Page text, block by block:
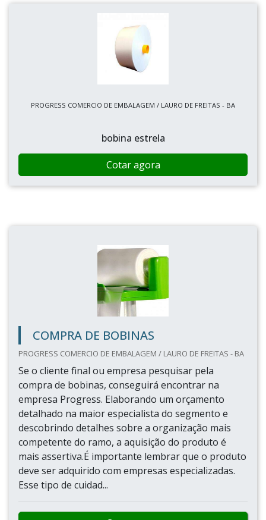
PROGRESS COMERCIO DE EMBALAGEM / LAURO DE FREITAS - BA
bobina estrela
Cotar agora
COMPRA DE BOBINAS
PROGRESS COMERCIO DE EMBALAGEM / LAURO DE FREITAS - BA
Se o cliente final ou empresa pesquisar pela
compra de bobinas, conseguirá encontrar na
empresa Progress. Elaborando um orçamento
detalhado na maior especialista do segmento e
descobrindo detalhes sobre a organização mais
competente do ramo, a aquisição do produto é
mais assertiva.É importante lembrar que o produto
deve ser adquirido com empresas especializadas.
Esse tipo de cuidad...